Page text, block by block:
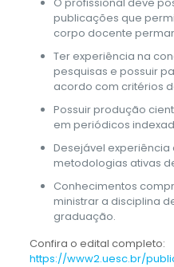
publicações que
corpo docente
Ter experiência na
pesquisas e possuir
acordo com critérios
Possuir produção
em periódicos
Desejável
metodologias ativas
Conhecimentos
ministrar a disciplina
graduação.
Confira o edital completo:
https://www2.uesc.br/